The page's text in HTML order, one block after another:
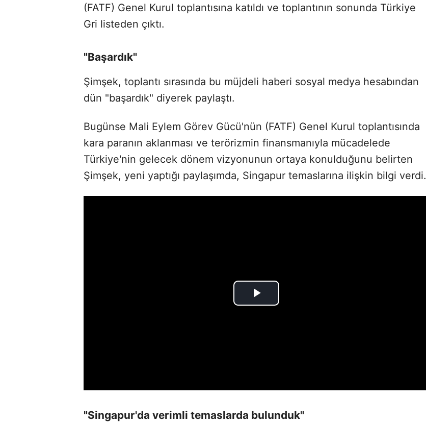
(FATF) Genel Kurul toplantısına katıldı ve toplantının sonunda Türkiye
Gri listeden çıktı.
"Başardık"
Şimşek, toplantı sırasında bu müjdeli haberi sosyal medya hesabından
dün "başardık" diyerek paylaştı.
Bugünse Mali Eylem Görev Gücü'nün (FATF) Genel Kurul toplantısında
kara paranın aklanması ve terörizmin finansmanıyla mücadelede
Türkiye'nin gelecek dönem vizyonunun ortaya konulduğunu belirten
Şimşek, yeni yaptığı paylaşımda, Singapur temaslarına ilişkin bilgi verdi.
"Singapur'da verimli temaslarda bulunduk"